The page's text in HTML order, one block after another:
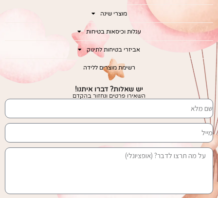
יש שאלות? דברו איתנו!
השאירו פרטים ונחזור בהקדם
מוצרי שינה
עגלות וכיסאות בטיחות
אביזרי בטיחות לתינוק
רשימת מוצרים ללידה